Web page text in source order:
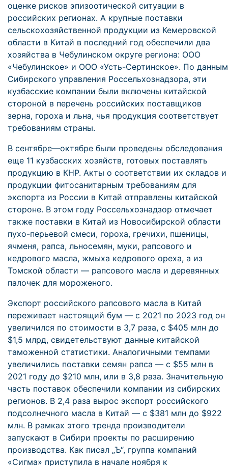
оценке рисков эпизоотической ситуации в
российских регионах. А крупные поставки
сельскохозяйственной продукции из Кемеровской
области в Китай в последний год обеспечили два
хозяйства в Чебулинском округе региона: ООО
«Чебулинское» и ООО «Усть-Сертинское». По данным
Сибирского управления Россельхознадзора, эти
кузбасские компании были включены китайской
стороной в перечень российских поставщиков
зерна, гороха и льна, чья продукция соответствует
требованиям страны.
В сентябре—октябре были проведены обследования
еще 11 кузбасских хозяйств, готовых поставлять
продукцию в КНР. Акты о соответствии их складов и
продукции фитосанитарным требованиям для
экспорта из России в Китай отправлены китайской
стороне. В этом году Россельхознадзор отмечает
также поставки в Китай из Новосибирской области
пухо-перьевой смеси, гороха, гречихи, пшеницы,
ячменя, рапса, льносемян, муки, рапсового и
кедрового масла, жмыха кедрового ореха, а из
Томской области — рапсового масла и деревянных
палочек для мороженого.
Экспорт российского рапсового масла в Китай
переживает настоящий бум — с 2021 по 2023 год он
увеличился по стоимости в 3,7 раза, с $405 млн до
$1,5 млрд, свидетельствуют данные китайской
таможенной статистики. Аналогичными темпами
увеличились поставки семян рапса — с $55 млн в
2021 году до $210 млн, или в 3,8 раза. Значительную
часть поставок обеспечили компании из сибирских
регионов. В 2,4 раза вырос экспорт российского
подсолнечного масла в Китай — с $381 млн до $922
млн. В рамках этого тренда производители
запускают в Сибири проекты по расширению
производства. Как писал „Ъ“, группа компаний
«Сигма» приступила в начале ноября к